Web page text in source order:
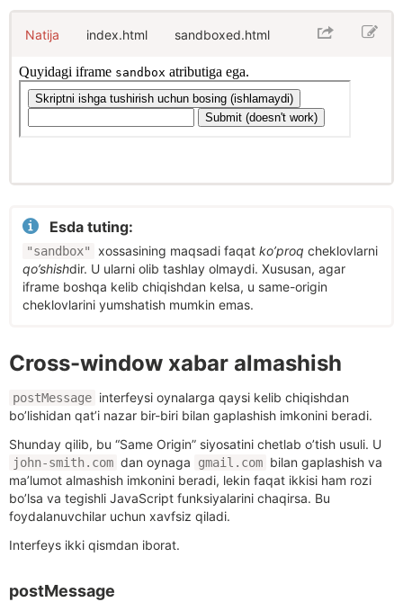
Natija index.html sandboxed.html
Esda tuting:
"sandbox" xossasining maqsadi faqat ko’proq cheklovlarni
qo’shishdir. U ularni olib tashlay olmaydi. Xususan, agar
iframe boshqa kelib chiqishdan kelsa, u same-origin
cheklovlarini yumshatish mumkin emas.
Cross-window xabar almashish
postMessage interfeysi oynalarga qaysi kelib chiqishdan
bo’lishidan qat’i nazar bir-biri bilan gaplashish imkonini beradi.
Shunday qilib, bu “Same Origin” siyosatini chetlab o’tish usuli. U
john-smith.com dan oynaga gmail.com bilan gaplashish va
ma’lumot almashish imkonini beradi, lekin faqat ikkisi ham rozi
bo’lsa va tegishli JavaScript funksiyalarini chaqirsa. Bu
foydalanuvchilar uchun xavfsiz qiladi.
Interfeys ikki qismdan iborat.
postMessage